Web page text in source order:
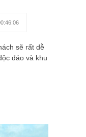
sẽ rất dễ
đáo và khu